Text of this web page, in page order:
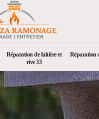
Réparation de faîtière et
rive 33
Réparation